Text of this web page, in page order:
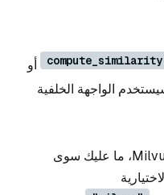
أو
الواجهة الخلفية
لاستخدام الواجهة الخلفية لـ Milvus، ما عليك سوى